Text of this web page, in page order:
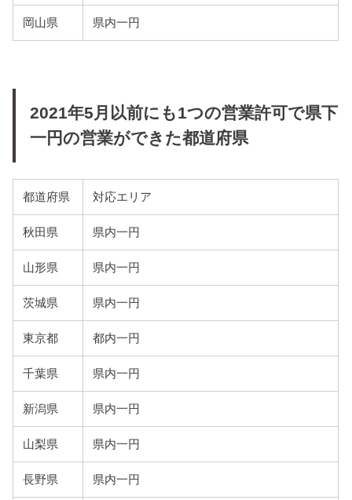
岡山県 県内一円
2021年5月以前にも1つの営業許可で県下
一円の営業ができた都道府県
都道府県 対応エリア
秋田県 県内一円
山形県 県内一円
茨城県 県内一円
東京都 都内一円
千葉県 県内一円
新潟県 県内一円
山梨県 県内一円
長野県 県内一円